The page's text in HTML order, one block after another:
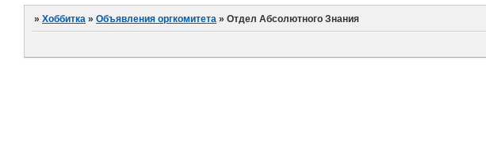
»Хоббитка »Объявления оргкомитета »Отдел Абсолютного Знания